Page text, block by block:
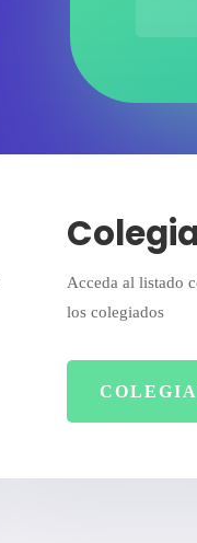
Acceda al listado
los colegiados